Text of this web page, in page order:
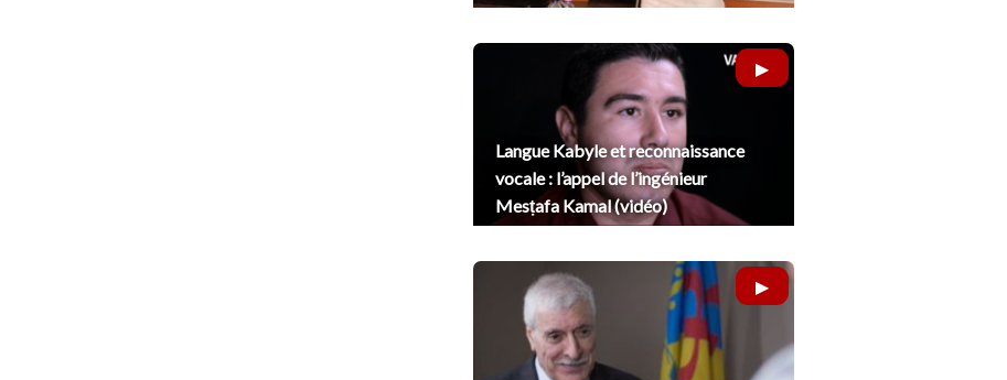
Langue Kabyle et reconnaissance
vocale : l’appel de l’ingénieur
Mesṭafa Kamal (vidéo)